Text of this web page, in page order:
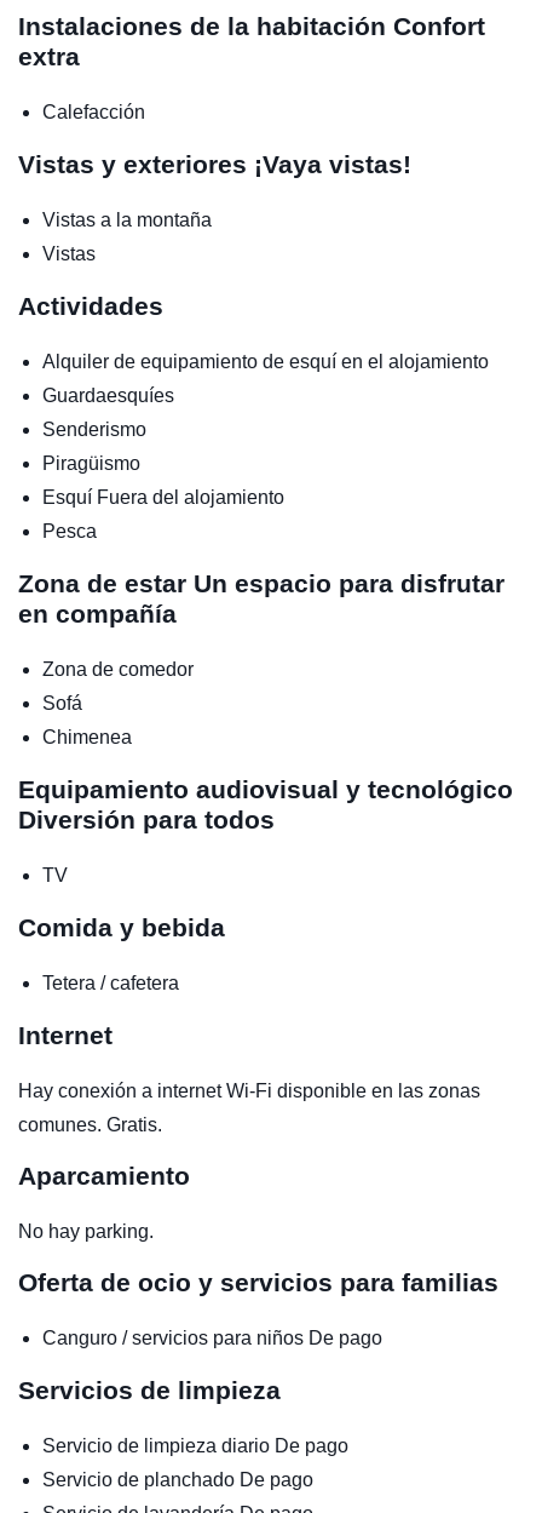
Instalaciones de la habitación Confort
extra
Calefacción
Vistas y exteriores ¡Vaya vistas!
Vistas a la montaña
Vistas
Actividades
Alquiler de equipamiento de esquí en el alojamiento
Guardaesquíes
Senderismo
Piragüismo
Esquí Fuera del alojamiento
Pesca
Zona de estar Un espacio para disfrutar
en compañía
Zona de comedor
Sofá
Chimenea
Equipamiento audiovisual y tecnológico
Diversión para todos
TV
Comida y bebida
Tetera / cafetera
Internet
Hay conexión a internet Wi-Fi disponible en las zonas
comunes. Gratis.
Aparcamiento
No hay parking.
Oferta de ocio y servicios para familias
Canguro / servicios para niños De pago
Servicios de limpieza
Servicio de limpieza diario De pago
Servicio de planchado De pago